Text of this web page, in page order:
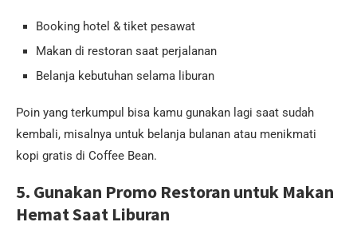
Booking hotel & tiket pesawat
Makan di restoran saat perjalanan
Belanja kebutuhan selama liburan
Poin yang terkumpul bisa kamu gunakan lagi saat sudah
kembali, misalnya untuk belanja bulanan atau menikmati
kopi gratis di Coffee Bean.
5. Gunakan Promo Restoran untuk Makan
Hemat Saat Liburan